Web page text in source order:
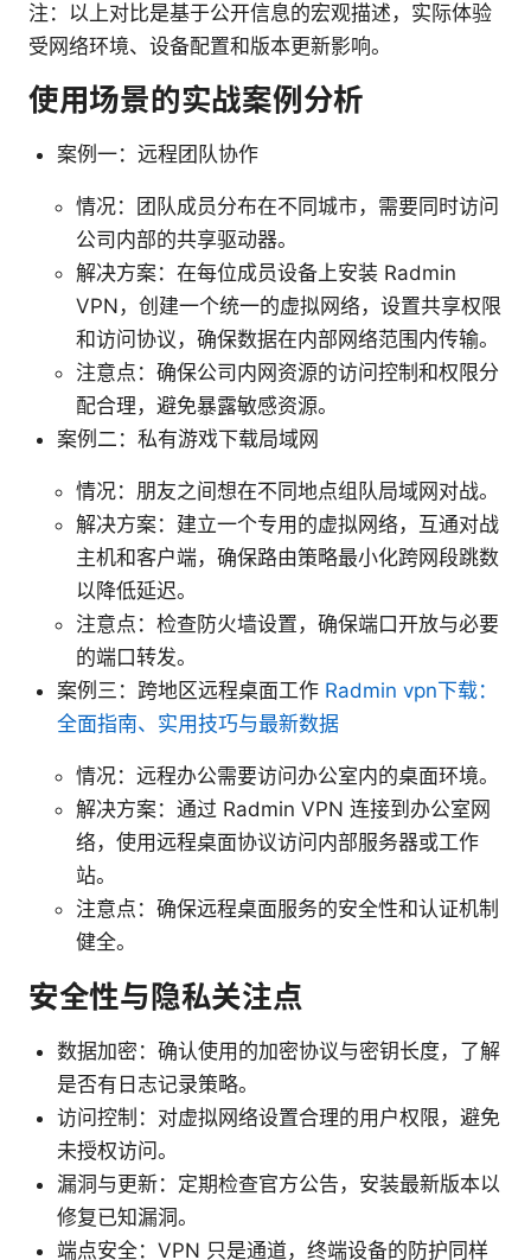
注：以上对比是基于公开信息的宏观描述，实际体验
受网络环境、设备配置和版本更新影响。
使用场景的实战案例分析
案例一：远程团队协作
情况：团队成员分布在不同城市，需要同时访问
公司内部的共享驱动器。
解决方案：在每位成员设备上安装 Radmin
VPN，创建一个统一的虚拟网络，设置共享权限
和访问协议，确保数据在内部网络范围内传输。
注意点：确保公司内网资源的访问控制和权限分
配合理，避免暴露敏感资源。
案例二：私有游戏下载局域网
情况：朋友之间想在不同地点组队局域网对战。
解决方案：建立一个专用的虚拟网络，互通对战
主机和客户端，确保路由策略最小化跨网段跳数
以降低延迟。
注意点：检查防火墙设置，确保端口开放与必要
的端口转发。
案例三：跨地区远程桌面工作 Radmin vpn下载：
全面指南、实用技巧与最新数据
情况：远程办公需要访问办公室内的桌面环境。
解决方案：通过 Radmin VPN 连接到办公室网
络，使用远程桌面协议访问内部服务器或工作
站。
注意点：确保远程桌面服务的安全性和认证机制
健全。
安全性与隐私关注点
数据加密：确认使用的加密协议与密钥长度，了解
是否有日志记录策略。
访问控制：对虚拟网络设置合理的用户权限，避免
未授权访问。
漏洞与更新：定期检查官方公告，安装最新版本以
修复已知漏洞。
端点安全：VPN 只是通道，终端设备的防护同样